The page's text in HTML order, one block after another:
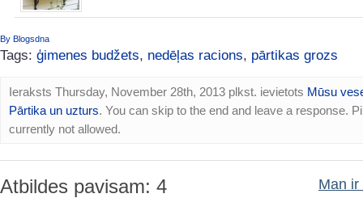
By Blogsdna
Tags: ģimenes budžets, nedēļas racions, pārtikas grozs
Ieraksts Thursday, November 28th, 2013 plkst. ievietots Mūsu
Pārtika un uzturs. You can skip to the end and leave a response.
currently not allowed.
Atbildes pavisam: 4 Man ir